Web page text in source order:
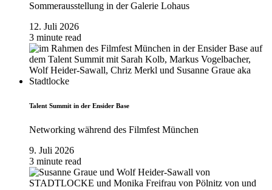
Sommerausstellung in der Galerie Lohaus
12. Juli 2026
3 minute read
Talent Summit in der Ensider Base
Networking während des Filmfest München
9. Juli 2026
3 minute read